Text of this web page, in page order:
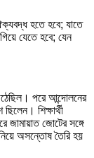
হতে হবে; যাতে
যেতে হবে; যেন
পরে আন্দোলনের
শিক্ষার্থী
জামায়াত জোটের সঙ্গে
অসন্তোষ তৈরি হয়